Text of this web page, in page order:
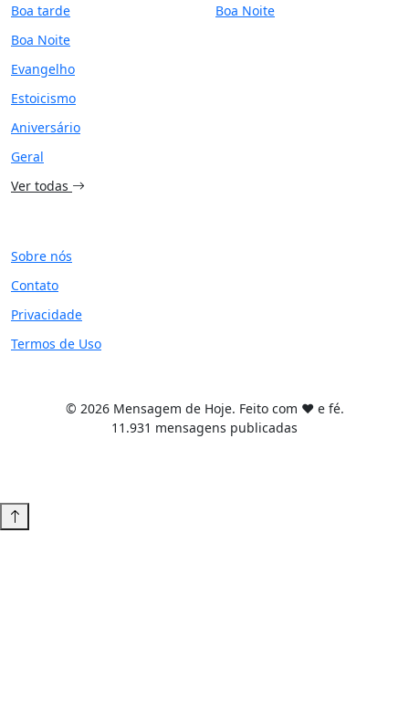
Boa tarde
Boa Noite
Evangelho
Estoicismo
Aniversário
Geral
Ver todas
Boa Noite
Sobre nós
Contato
Privacidade
Termos de Uso
© 2026 Mensagem de Hoje. Feito com ❤️ e fé.
11.931 mensagens publicadas